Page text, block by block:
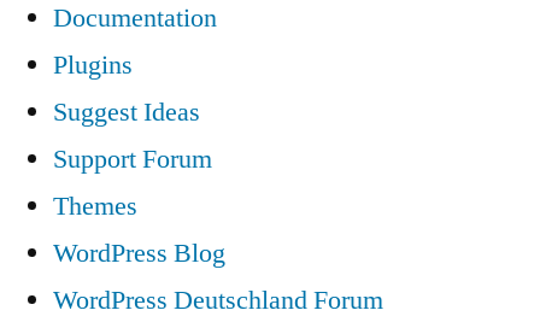
Documentation
Plugins
Suggest Ideas
Support Forum
Themes
WordPress Blog
WordPress Deutschland Forum